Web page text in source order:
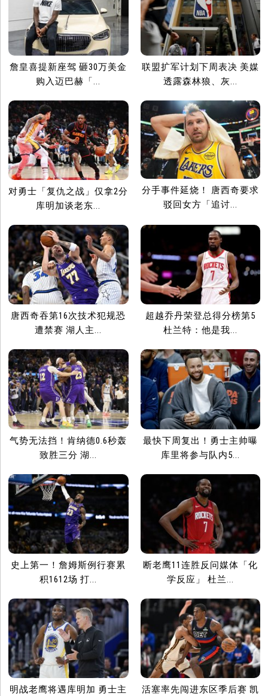
詹皇喜提新座驾 砸30万美金
购入迈巴赫「...
联盟扩军计划下周表决 美媒
透露森林狼、灰...
对勇士「复仇之战」仅拿2分
库明加谈老东...
分手事件延烧！ 唐西奇要求
驳回女方「追讨...
唐西奇吞第16次技术犯规恐
遭禁赛 湖人主...
超越乔丹荣登总得分榜第5
杜兰特：他是我...
气势无法挡！肯纳德0.6秒轰
致胜三分 湖...
最快下周复出！勇士主帅曝
库里将参与队内5...
史上第一！詹姆斯例行赛累
积1612场 打...
断老鹰11连胜反问媒体「化
学反应」 杜兰...
明战老鹰将遇库明加 勇士主
活塞率先闯进东区季后赛 凯